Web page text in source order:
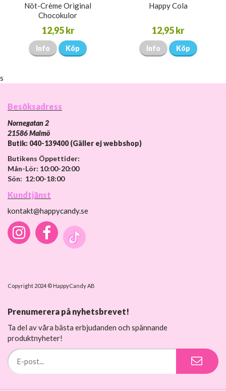
Nöt-Crème Original
Chocokulor
12,95 kr
Info Köp
Happy Cola
12,95 kr
Info Köp
s
Besöksadress
Nornegatan 2
21586 Malmö
Butik: 040-139400 (Gäller ej webbshop)
Butikens Öppettider:
Mån-Lör: 10:00-20:00
Sön: 12:00-18:00
Kundtjänst
kontakt@happycandy.se
Copyright 2024 © HappyCandy AB
Prenumerera på nyhetsbrevet!
Ta del av våra bästa erbjudanden och spännande
produktnyheter!